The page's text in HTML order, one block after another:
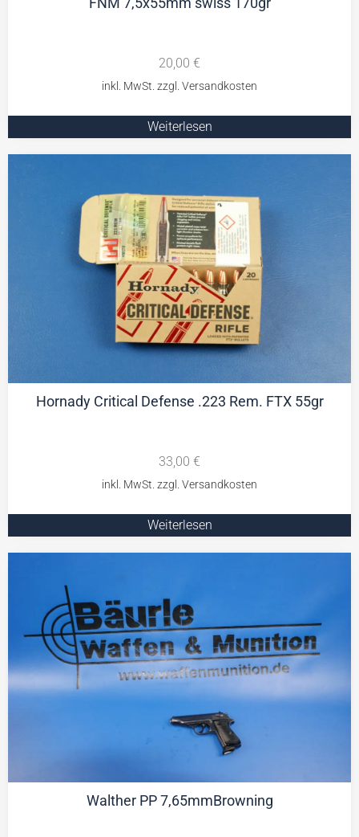
20,00 €
Weiterlesen
Hornady Critical Defense .223 Rem. FTX 55gr
33,00 €
Weiterlesen
Walther PP 7,65mmBrowning